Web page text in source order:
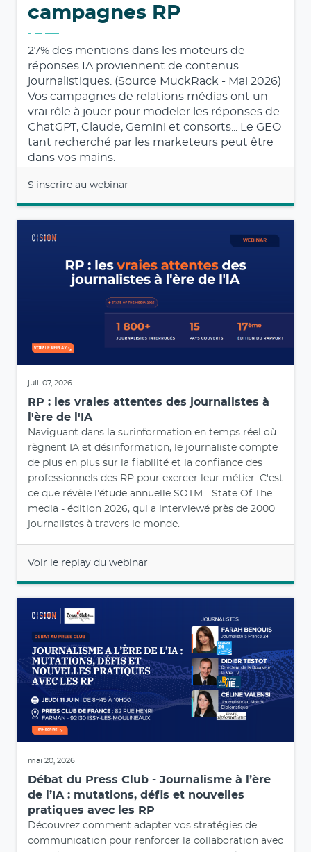
campagnes RP
27% des mentions dans les moteurs de
réponses IA proviennent de contenus
journalistiques. (Source MuckRack - Mai 2026)
Vos campagnes de relations médias ont un
vrai rôle à jouer pour modeler les réponses de
ChatGPT, Claude, Gemini et consorts... Le GEO
tant recherché par les marketeurs peut être
dans vos mains.
S'inscrire au webinar
juil. 07, 2026
RP : les vraies attentes des journalistes à
l'ère de l'IA
Naviguant dans la surinformation en temps réel où
règnent IA et désinformation, le journaliste compte
de plus en plus sur la fiabilité et la confiance des
professionnels des RP pour exercer leur métier. C'est
ce que révèle l'étude annuelle SOTM - State Of The
media - édition 2026, qui a interviewé près de 2000
journalistes à travers le monde.
Voir le replay du webinar
mai 20, 2026
Débat du Press Club - Journalisme à l’ère
de l’IA : mutations, défis et nouvelles
pratiques avec les RP
Découvrez comment adapter vos stratégies de
communication pour renforcer la collaboration avec